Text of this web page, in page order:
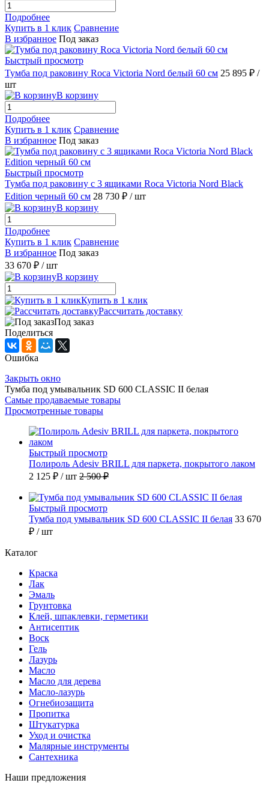
Подробнее
Купить в 1 клик Сравнение
В избранное Под заказ
Быстрый просмотр
Тумба под раковину Roca Victoria Nord белый 60 см 25 895 ₽ /
шт
В корзину
Подробнее
Купить в 1 клик Сравнение
В избранное Под заказ
Быстрый просмотр
Тумба под раковину с 3 ящиками Roca Victoria Nord Black
Edition черный 60 см 28 730 ₽ / шт
В корзину
Подробнее
Купить в 1 клик Сравнение
В избранное Под заказ
33 670 ₽ / шт
В корзину
Купить в 1 клик
Рассчитать доставку
Под заказ
Поделиться
Ошибка
Закрыть окно
Тумба под умывальник SD 600 CLASSIC II белая
Самые продаваемые товары
Просмотренные товары
Быстрый просмотр
Полироль Adesiv BRILL для паркета, покрытого лаком
2 125 ₽ / шт 2 500 ₽
Быстрый просмотр
Тумба под умывальник SD 600 CLASSIC II белая 33 670
₽ / шт
Каталог
Краска
Лак
Эмаль
Грунтовка
Клей, шпаклевки, герметики
Антисептик
Воск
Гель
Лазурь
Масло
Масло для дерева
Масло-лазурь
Огнебиозащита
Пропитка
Штукатурка
Уход и очистка
Малярные инструменты
Сантехника
Наши предложения